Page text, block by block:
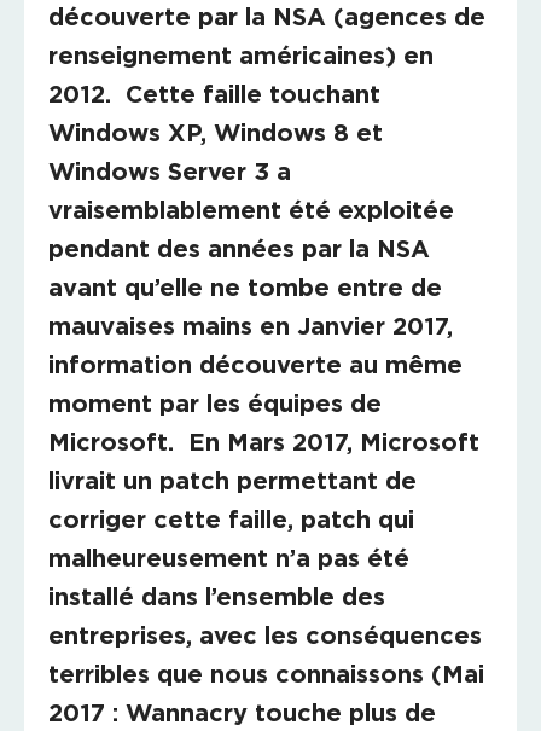
découverte par la NSA (agences de
renseignement américaines) en
2012. Cette faille touchant
Windows XP, Windows 8 et
Windows Server 3 a
vraisemblablement été exploitée
pendant des années par la NSA
avant qu’elle ne tombe entre de
mauvaises mains en Janvier 2017,
information découverte au même
moment par les équipes de
Microsoft. En Mars 2017, Microsoft
livrait un patch permettant de
corriger cette faille, patch qui
malheureusement n’a pas été
installé dans l’ensemble des
entreprises, avec les conséquences
terribles que nous connaissons (Mai
2017 : Wannacry touche plus de